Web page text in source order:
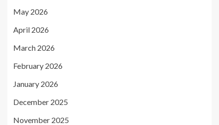
May 2026
April 2026
March 2026
February 2026
January 2026
December 2025
November 2025